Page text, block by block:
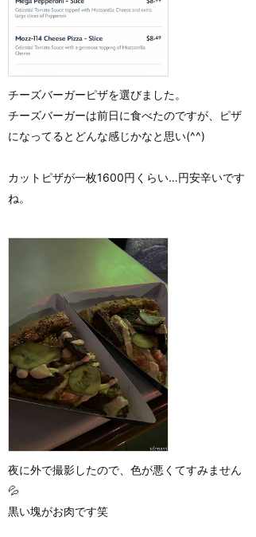
チーズバーガーピザを選びました。
チーズバーガーは前日に食べたのですが、ピザ
になってるとどんな感じかなと思い(^^)
カットピザが一枚1600円くらい…円安辛いです
ね。
夜に外で撮影したので、色が悪くてすみません
💦
黒い塊がお肉です笑